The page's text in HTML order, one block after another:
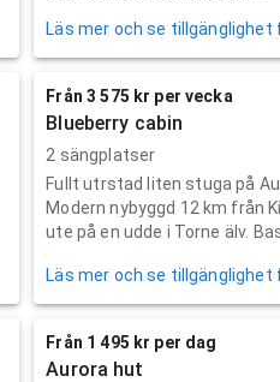
Läs mer och se
Från 3 575 kr per vecka
Blueberry cabin
2 sängplatser
Fullt utrstad liten stuga på
Modern nybyggd 12 km från
ute på en udde i Torne älv.
Läs mer och se
Från 1 495 kr per dag
Aurora hut